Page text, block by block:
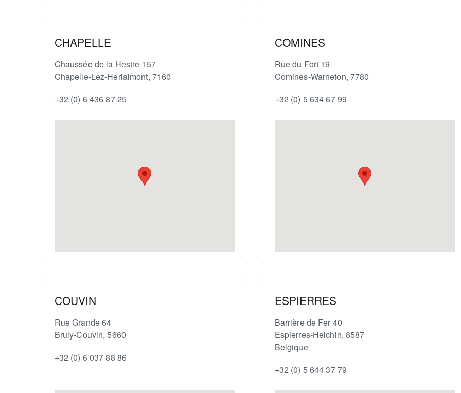
CHAPELLE
Chaussée de la Hestre 157
Chapelle-Lez-Herlaimont, 7160
+32 (0) 6 436 87 25
COMINES
Rue du Fort 19
Comines-Warneton, 7780
+32 (0) 5 634 67 99
COUVIN
Rue Grande 64
Bruly-Couvin, 5660
+32 (0) 6 037 88 86
ESPIERRES
Barrière de Fer 40
Espierres-Helchin, 8587
Belgique
+32 (0) 5 644 37 79